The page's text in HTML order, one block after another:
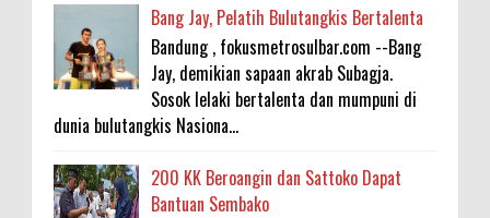
Bang Jay, Pelatih Bulutangkis Bertalenta
Bandung , fokusmetrosulbar.com --Bang
Jay, demikian sapaan akrab Subagja.
Sosok lelaki bertalenta dan mumpuni di
dunia bulutangkis Nasiona...
200 KK Beroangin dan Sattoko Dapat
Bantuan Sembako